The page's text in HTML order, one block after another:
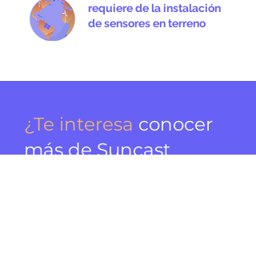
requiere de la instalación
de sensores en terreno
¿Te interesa conocer
más de Suncast